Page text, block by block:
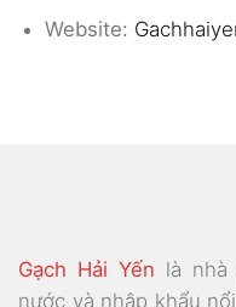
Website:
Gạch Hải Yến là
nước và nhập khẩu